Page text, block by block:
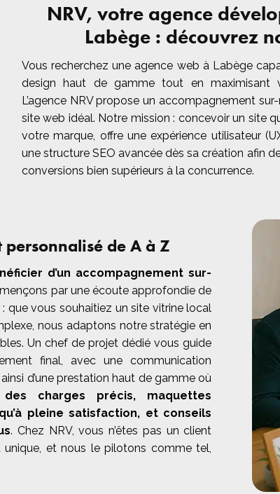
NRV, votre agence
Labège : découvrez
Vous recherchez une agence web à Labège
design haut de gamme tout en maximisant
L’agence NRV propose un accompagnement
site web idéal. Notre mission : concevoir un site
votre marque, offre une expérience utilisateur
une structure SEO avancée dès sa création afin
conversions bien supérieurs à la concurrence.
de A à Z
d’un accompagnement sur-
par une écoute approfondie de
que vous souhaitiez un site vitrine local
nous adaptons notre stratégie en
Un chef de projet dédié vous guide
final, avec une communication
d’une prestation haut de gamme où
des charges précis, maquettes
pleine satisfaction, et conseils
. Chez NRV, vous n’êtes pas un client
et nous le pilotons comme tel,